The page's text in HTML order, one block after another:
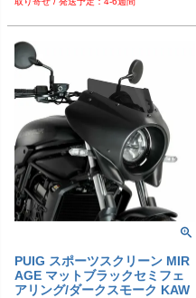
PUIG スポーツスクリーン MIR
AGE マットブラックセミフェ
アリング/ダークスモーク KAW